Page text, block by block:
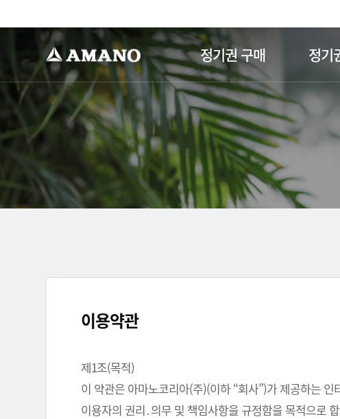
정기권 구매 정기
이용약관
제1조(목적)
이 약관은 아마노코리아(주)(이하 “회사”)가 제공하는
이용자의 권리․의무 및 책임사항을 규정함을 목적으로